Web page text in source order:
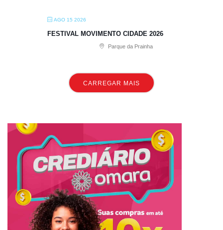
AGO 15 2026
FESTIVAL MOVIMENTO CIDADE 2026
Parque da Prainha
CARREGAR MAIS